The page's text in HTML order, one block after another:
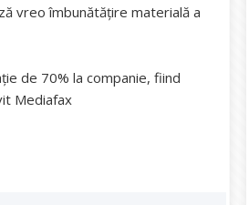
vreo îmbunătăţire materială a
de 70% la companie, fiind
Mediafax